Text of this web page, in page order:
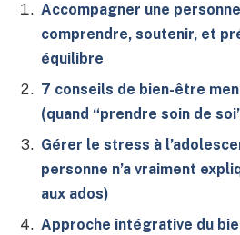
Accompagner une
comprendre, soutenir, et
équilibre
7 conseils de bien-être
(quand “prendre soin de
Gérer le stress à
personne n’a vraiment
aux ados)
Approche intégrative du